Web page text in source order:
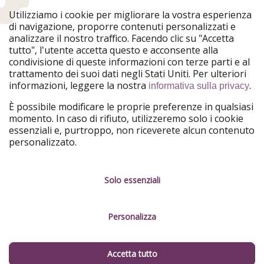
WakacyjniPiraci
Ferienpiraten
Urlaubspiraten
Urlaubspiraten
ViajerosPiratas
TravelPirates
Il nostro gruppo
HolidayPirates Group
Conoscici meglio
Chi siamo
Lavora con noi
Cosa dicono di noi
Informazioni legali
Termini d' Uso
Utilizziamo i cookie per migliorare la vostra esperienza
di navigazione, proporre contenuti personalizzati e
analizzare il nostro traffico. Facendo clic su "Accetta
tutto", l'utente accetta questo e acconsente alla
condivisione di queste informazioni con terze parti e al
trattamento dei suoi dati negli Stati Uniti. Per ulteriori
informazioni, leggere la nostra informativa sulla privacy.
È possibile modificare le proprie preferenze in qualsiasi
momento. In caso di rifiuto, utilizzeremo solo i cookie
essenziali e, purtroppo, non riceverete alcun contenuto
personalizzato.
Solo essenziali
Personalizza
Accetta tutto